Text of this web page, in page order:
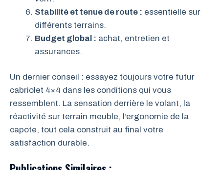
Stabilité et tenue de route : essentielle sur
différents terrains.
Budget global : achat, entretien et
assurances.
Un dernier conseil : essayez toujours votre futur
cabriolet 4×4 dans les conditions qui vous
ressemblent. La sensation derrière le volant, la
réactivité sur terrain meuble, l’ergonomie de la
capote, tout cela construit au final votre
satisfaction durable.